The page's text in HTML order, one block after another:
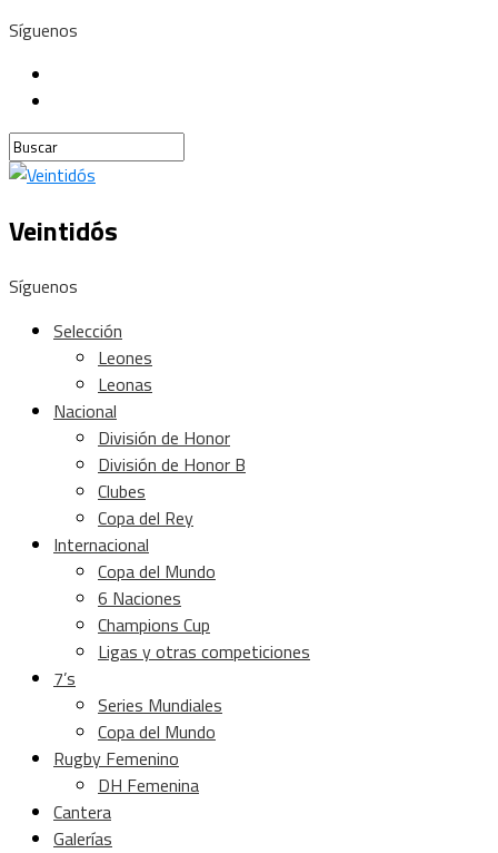
Síguenos
Veintidós
Síguenos
Selección
Leones
Leonas
Nacional
División de Honor
División de Honor B
Clubes
Copa del Rey
Internacional
Copa del Mundo
6 Naciones
Champions Cup
Ligas y otras competiciones
7’s
Series Mundiales
Copa del Mundo
Rugby Femenino
DH Femenina
Cantera
Galerías